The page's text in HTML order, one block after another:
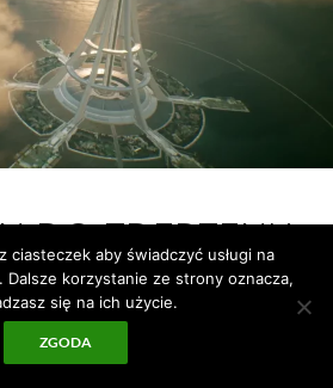
DO ZDERZENIA
CNP
[Pruszkowski Klub Miłośników
ciasteczek aby świadczyć usługi na
Dalsze korzystanie ze strony oznacza,
się na ich użycie.
ZGODA